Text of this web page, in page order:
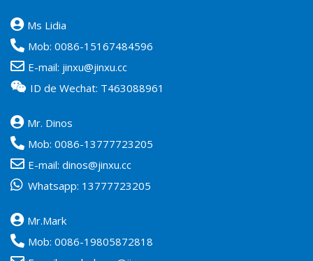
Ms Lidia
Mob: 0086-15167484596
E-mail: jinxu@jinxu.cc
ID de Wechat: T463088961
Mr. Dinos
Mob: 0086-13777723205
E-mail: dinos@jinxu.cc
Whatsapp: 13777723205
Mr.Mark
Mob: 0086-19805872818